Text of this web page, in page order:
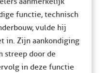
functie, technisch
vulde hij
in. Zijn aankondiging
streep door de
in deze functie